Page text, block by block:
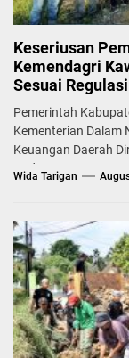
Keseriusan
Kemendagri
Sesuai Regulasi
Pemerintah
Kementerian Dalam
Keuangan Daerah
Badan...
Wida Tarigan